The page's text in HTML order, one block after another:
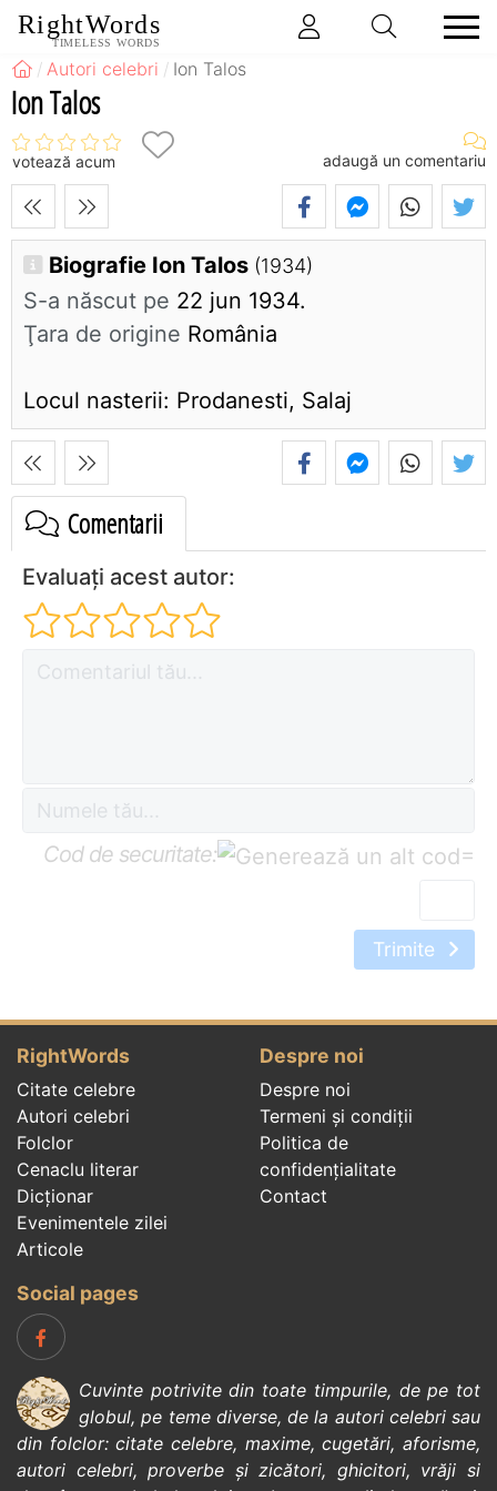
RightWords
TIMELESS WORDS
Autori celebri Ion Talos
Ion Talos
votează acum adaugă un comentariu
Biografie Ion Talos (1934)
S-a născut pe 22 jun 1934.
Ţara de origine România
Locul nasterii: Prodanesti, Salaj
Comentarii
Evaluați acest autor:
Cod de securitate: =
Trimite
RightWords
Citate celebre
Autori celebri
Folclor
Cenaclu literar
Dicționar
Evenimentele zilei
Articole
Despre noi
Despre noi
Termeni și condiții
Politica de
confidenţialitate
Contact
Social pages
Cuvinte potrivite din toate timpurile, de pe tot
globul, pe teme diverse, de la autori celebrisau
din folclor:citate celebre, maxime,cugetări,aforisme,
autori celebri,proverbe și zicători, ghicitori, vrăji si